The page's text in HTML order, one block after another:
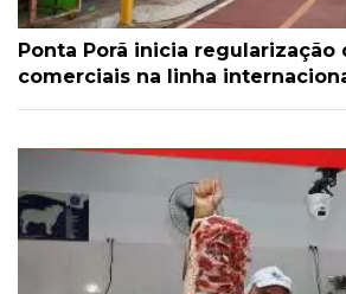
Ponta Porã inicia regularização
comerciais na linha